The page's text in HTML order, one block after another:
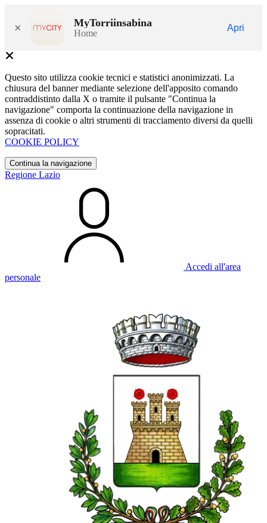
× MyTorriinsabina
Home
Apri
Questo sito utilizza cookie tecnici e statistici anonimizzati. La
chiusura del banner mediante selezione dell'apposito comando
contraddistinto dalla X o tramite il pulsante "Continua la
navigazione" comporta la continuazione della navigazione in
assenza di cookie o altri strumenti di tracciamento diversi da quelli
sopracitati.
COOKIE POLICY
Continua la navigazione
Regione Lazio
Accedi all'area
personale